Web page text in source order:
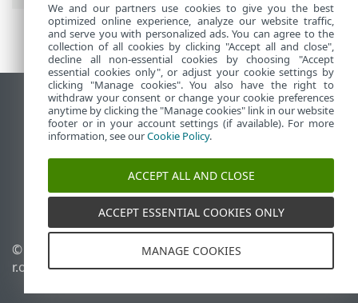
Переглянути повну версію
End of Life
База знань ESET
Форум ESET
ESET Status Portal
Регіональна підтримка
© 1992 - 2026 ESET, spol. s
r.o. - Усі права захищено.
Керувати файлами cookie
Політика щодо файлів
We and our partners use cookies to give you the best
optimized online experience, analyze our website traffic,
and serve you with personalized ads. You can agree to the
collection of all cookies by clicking "Accept all and close",
decline all non-essential cookies by choosing "Accept
essential cookies only", or adjust your cookie settings by
clicking "Manage cookies". You also have the right to
withdraw your consent or change your cookie preferences
anytime by clicking the "Manage cookies" link in our website
footer or in your account settings (if available). For more
information, see ourCookie Policy.
ACCEPT ALL AND CLOSE
ACCEPT ESSENTIAL COOKIES ONLY
MANAGE COOKIES